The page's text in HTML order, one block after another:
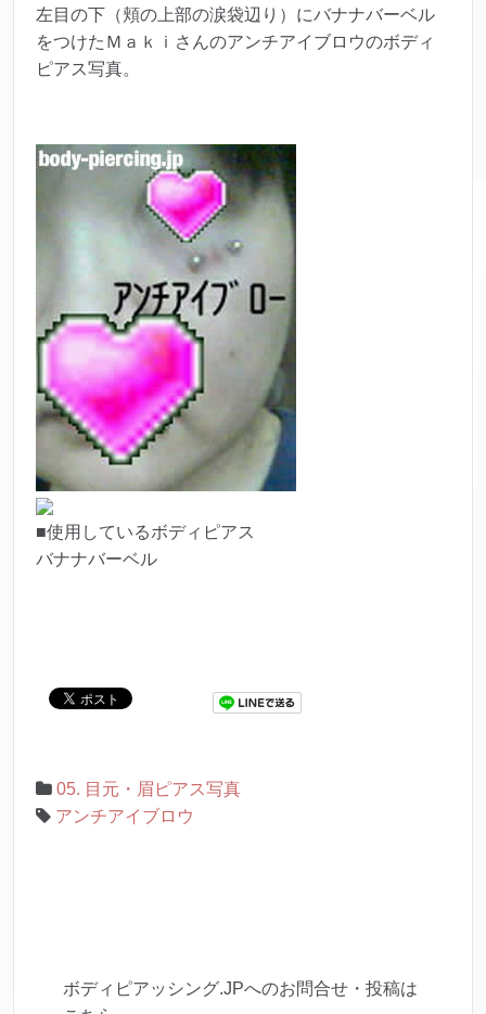
左目の下（頬の上部の涙袋辺り）にバナナバーベル
をつけたＭａｋｉさんのアンチアイブロウのボディ
ピアス写真。
■使用しているボディピアス
バナナバーベル
05. 目元・眉ピアス写真
アンチアイブロウ
ボディピアッシング.JPへのお問合せ・投稿は